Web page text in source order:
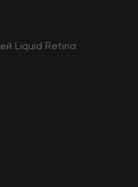
Liquid Retina